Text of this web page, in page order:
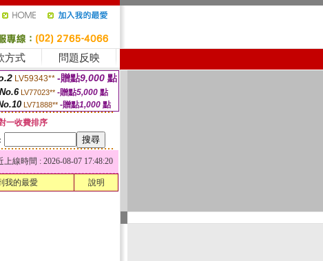
方式 問題反映
LV59343** -贈點9,000 點
No.6 LV77023** -贈點5,000點
LV71888** -贈點1,000 點
一收費排序
上線時間 : 2026-08-07 17:48:20
我的最愛 說明